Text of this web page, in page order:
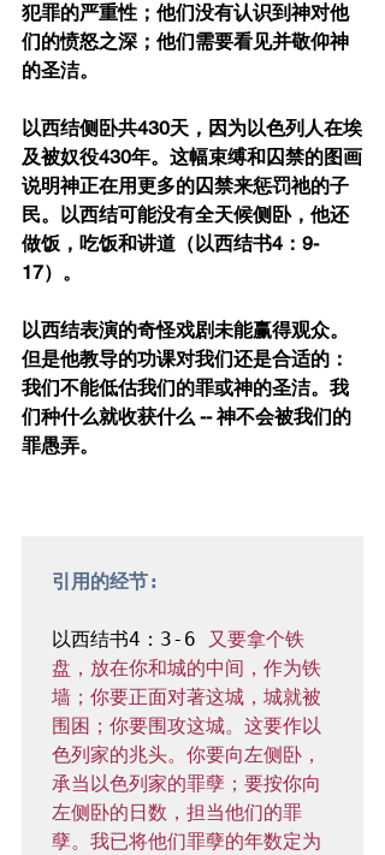
犯罪的严重性；他们没有认识到神对他
们的愤怒之深；他们需要看见并敬仰神
的圣洁。
以西结侧卧共430天，因为以色列人在埃
及被奴役430年。这幅束缚和囚禁的图画
说明神正在用更多的囚禁来惩罚祂的子
民。以西结可能没有全天候侧卧，他还
做饭，吃饭和讲道（以西结书4：9-
17）。
以西结表演的奇怪戏剧未能赢得观众。
但是他教导的功课对我们还是合适的：
我们不能低估我们的罪或神的圣洁。我
们种什么就收获什么 -- 神不会被我们的
罪愚弄。
引用的经节:
以西结书4：3-6
又要拿个铁
盘，放在你和城的中间，作为铁
墙；你要正面对著这城，城就被
围困；你要围攻这城。这要作以
色列家的兆头。你要向左侧卧，
承当以色列家的罪孽；要按你向
左侧卧的日数，担当他们的罪
孽。我已将他们罪孽的年数定为